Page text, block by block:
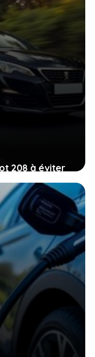
208 à éviter
et votre